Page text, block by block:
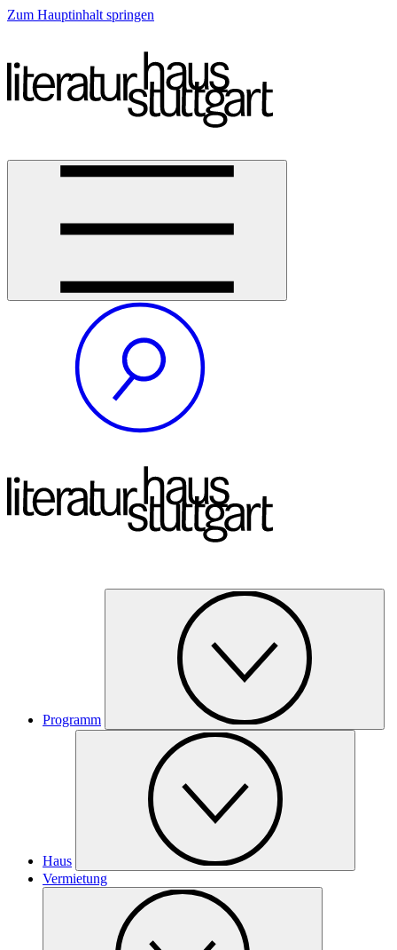
Zum Hauptinhalt springen
Programm
Haus
Vermietung